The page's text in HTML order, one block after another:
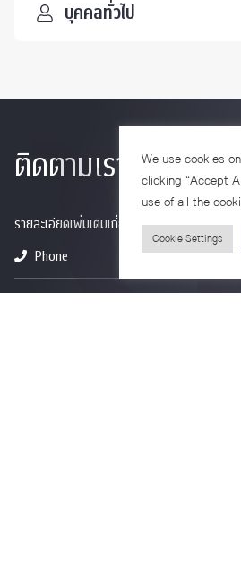
บุคคลทั่วไป
ติดตามเรา
รายละเอียดเพิ่มเติมเกี่ยวกับคณะ ติดตามข่าวส
Phone
We use cookies
clicking “Accept
use of all the
Cookie Settings